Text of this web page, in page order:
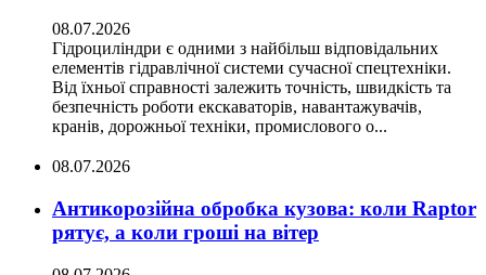
08.07.2026
Гідроциліндри є одними з найбільш відповідальних
елементів гідравлічної системи сучасної спецтехніки.
Від їхньої справності залежить точність, швидкість та
безпечність роботи екскаваторів, навантажувачів,
кранів, дорожньої техніки, промислового о...
08.07.2026
Антикорозійна обробка кузова: коли Raptor
рятує, а коли гроші на вітер